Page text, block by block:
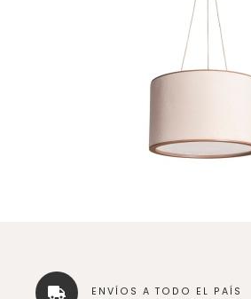
ENVÍOS A TODO EL PAÍS